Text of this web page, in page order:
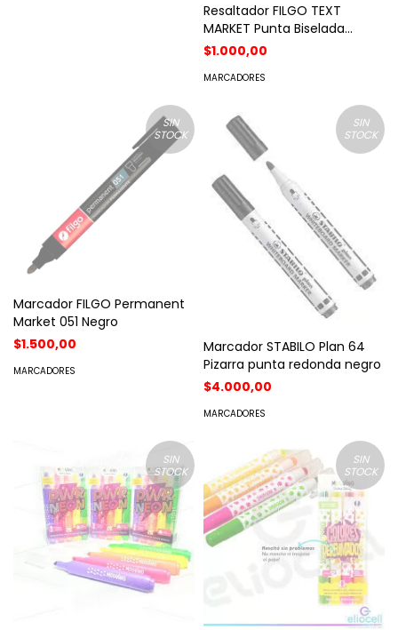
Resaltador FILGO TEXT
MARKET Punta Biselada
Amarllo Fluo
$1.000,00
MARCADORES
SIN
STOCK
Marcador FILGO Permanent
Market 051 Negro
$1.500,00
MARCADORES
SIN
STOCK
Marcador STABILO Plan 64
Pizarra punta redonda negro
$4.000,00
MARCADORES
SIN
STOCK
SIN
STOCK